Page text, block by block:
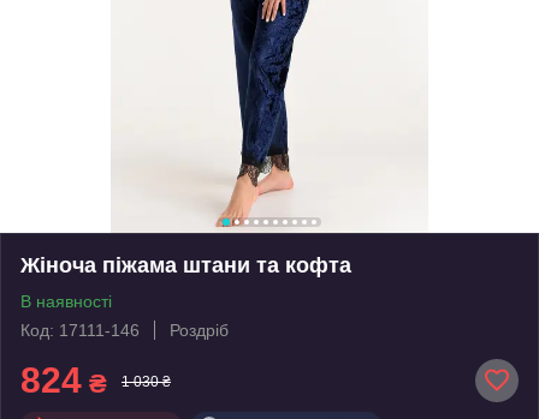
Жіноча піжама штани та кофта
В наявності
Код: 17111-146
Роздріб
824 ₴ 1 030 ₴